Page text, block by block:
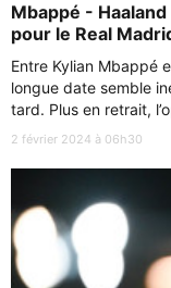
Mbappé -
pour le Real
Entre Kylian Mbappé
longue date semble
tard. Plus en retrait,
2 février 2024 à 06h30